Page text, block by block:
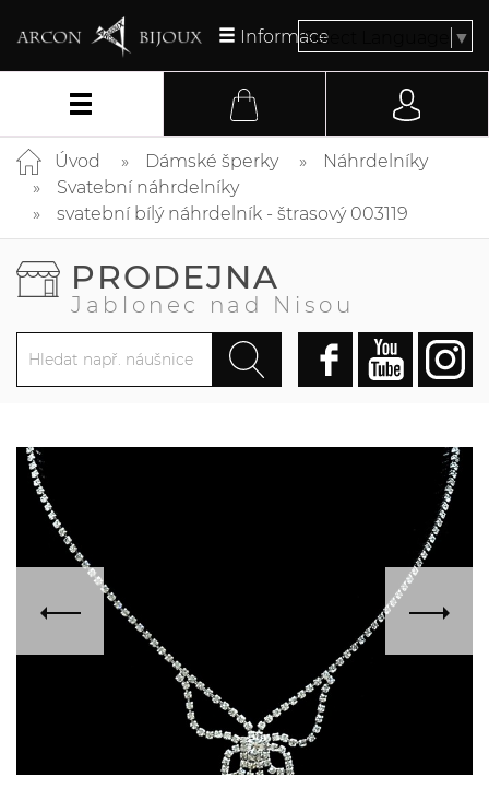
InformaceSelect Language ▼
Úvod Dámské šperky
Náhrdelníky
Svatební náhrdelníky
svatební bílý náhrdelník - štrasový 003119
PRODEJNA
Jablonec nad Nisou